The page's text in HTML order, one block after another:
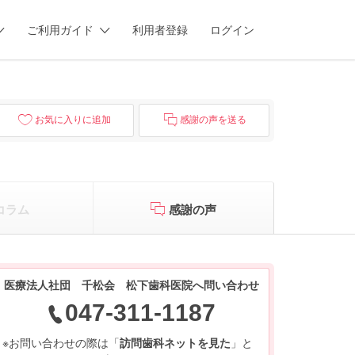
ご利用ガイド 利用者登録 ログイン
お気に入りに追加 感謝の声を送る
ラム 感謝の声
医療法人社団 千松会 松下歯科医院へ問い合わせ
047-311-1187
※お問い合わせの際は「訪問歯科ネットを見た 」と